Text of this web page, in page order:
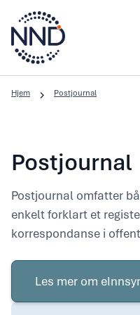
Hjem Postjournal
Postjournal
Postjournal omfatter
enkelt forklart et
korrespondanse i
Les mer om